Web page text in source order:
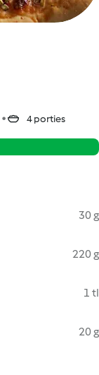
4 porties
30 g
220 g
1 tl
20 g